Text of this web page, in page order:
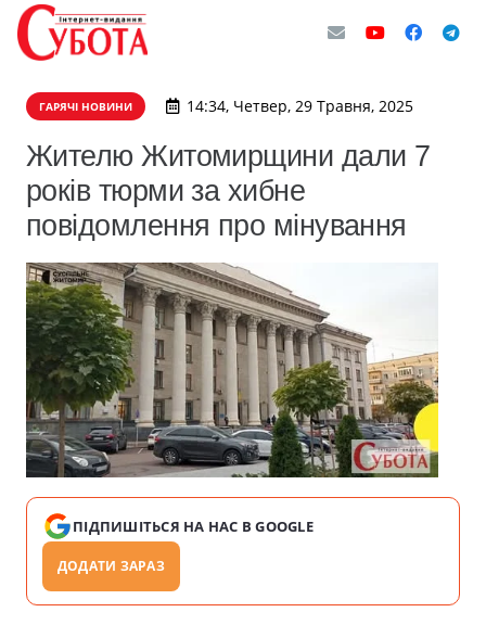
ГАРЯЧІ НОВИНИ 14:34, Четвер, 29 Травня, 2025
Жителю Житомирщини дали 7
років тюрми за хибне
повідомлення про мінування
ПІДПИШІТЬСЯ НА НАС В GOOGLE
ДОДАТИ ЗАРАЗ